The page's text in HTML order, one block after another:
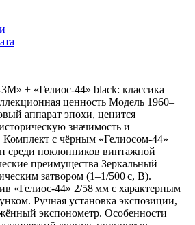
+ «Гелиос‑44» black: классика
ценность Модель 1960–
аппарат эпохи, ценится
значимость и
с чёрным «Гелиосом‑44»
среди поклонников винтажной
преимущества Зеркальный
затвором (1–1/500 с, В).
«Гелиос‑44» 2/58 мм с характерным
Ручная установка экспозиции,
экспонометр. Особенности